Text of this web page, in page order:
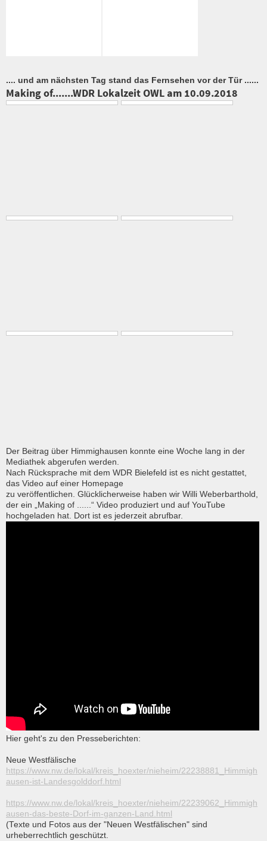
.... und am nächsten Tag stand das Fernsehen vor der Tür ......
Making of.......WDR Lokalzeit OWL am 10.09.2018
Der Beitrag über Himmighausen konnte eine Woche lang in der
Mediathek abgerufen werden.
Nach Rücksprache mit dem WDR Bielefeld ist es nicht gestattet,
das Video auf einer Homepage
zu veröffentlichen. Glücklicherweise haben wir Willi Weberbarthold,
der ein „Making of ......“ Video produziert und auf YouTube
hochgeladen hat. Dort ist es jederzeit abrufbar.
Hier geht's zu den Presseberichten:
Neue Westfälische
https://www.nw.de/lokal/kreis_hoexter/nieheim/22238881_Himmigh
ausen-ist-Landesgolddorf.html
https://www.nw.de/lokal/kreis_hoexter/nieheim/22239062_Himmigh
ausen-das-beste-Dorf-im-ganzen-Land.html
(Texte und Fotos aus der "Neuen Westfälischen" sind
urheberrechtlich geschützt.